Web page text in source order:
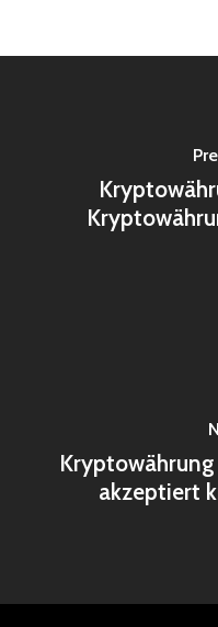
akzeptiert